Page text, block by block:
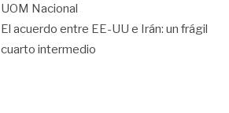
UOM Nacional
El acuerdo entre EE-UU e Irán: un frágil
cuarto intermedio